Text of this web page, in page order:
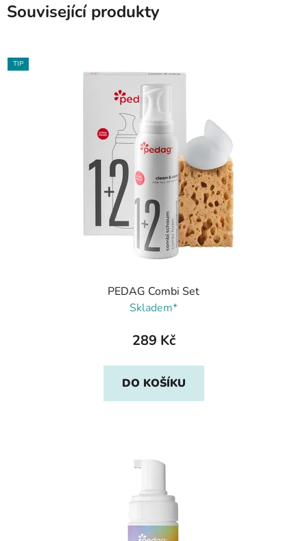
Související produkty
TIP
PEDAG Combi Set
Skladem*
289 Kč
DO KOŠÍKU